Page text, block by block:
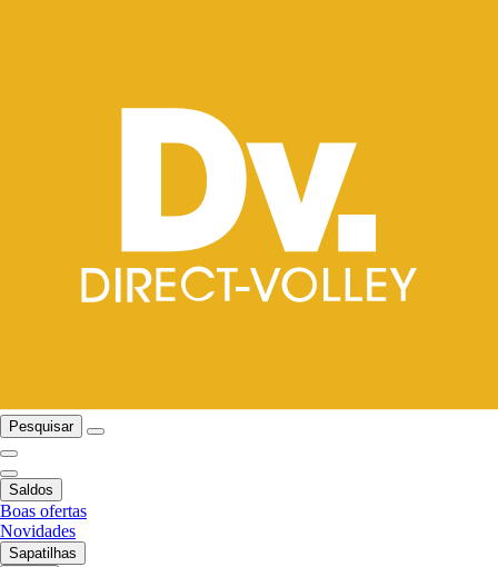
Pesquisar
Saldos
Boas ofertas
Novidades
Sapatilhas